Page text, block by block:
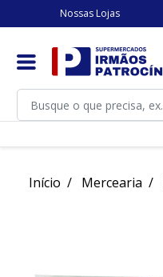
Nossas Lojas
Início Mercearia